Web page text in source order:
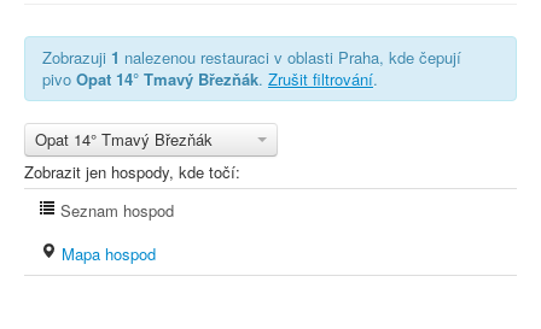
Zobrazuji 1 nalezenou restauraci v oblasti Praha, kde čepují
pivo Opat 14° Tmavý Březňák. Zrušit filtrování.
Opat 14° Tmavý Březňák
Zobrazit jen hospody, kde točí:
Seznam hospod
Mapa hospod